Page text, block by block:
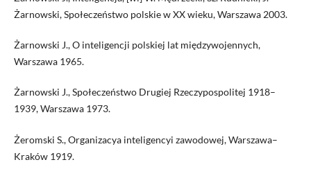
Żarnowski, Społeczeństwo polskie w XX wieku, Warszawa 2003.
Żarnowski J., O inteligencji polskiej lat międzywojennych,
Warszawa 1965.
Żarnowski J., Społeczeństwo Drugiej Rzeczypospolitej 1918–
1939, Warszawa 1973.
Żeromski S., Organizacya inteligencyi zawodowej, Warszawa–
Kraków 1919.